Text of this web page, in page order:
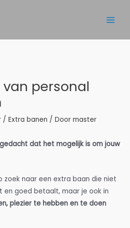
personal
/ Extra banen / Door master
dat het mogelijk is om jouw
zoek naar een extra baan die niet
en goed betaalt, maar je ook in
plezier te hebben en te doen